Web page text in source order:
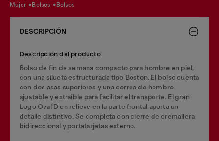
mujer bolsos bolsos
DESCRIPCIÓN
Descripción del producto
Bolso de fin de semana compacto para hombre en piel,
con una silueta estructurada tipo Boston. El bolso cuenta
con dos asas superiores y una correa de hombro
ajustable y extraíble para facilitar el transporte. El gran
Logo Oval D en relieve en la parte frontal aporta un
detalle distintivo. Se completa con cierre de cremallera
bidireccional y portatarjetas externo.